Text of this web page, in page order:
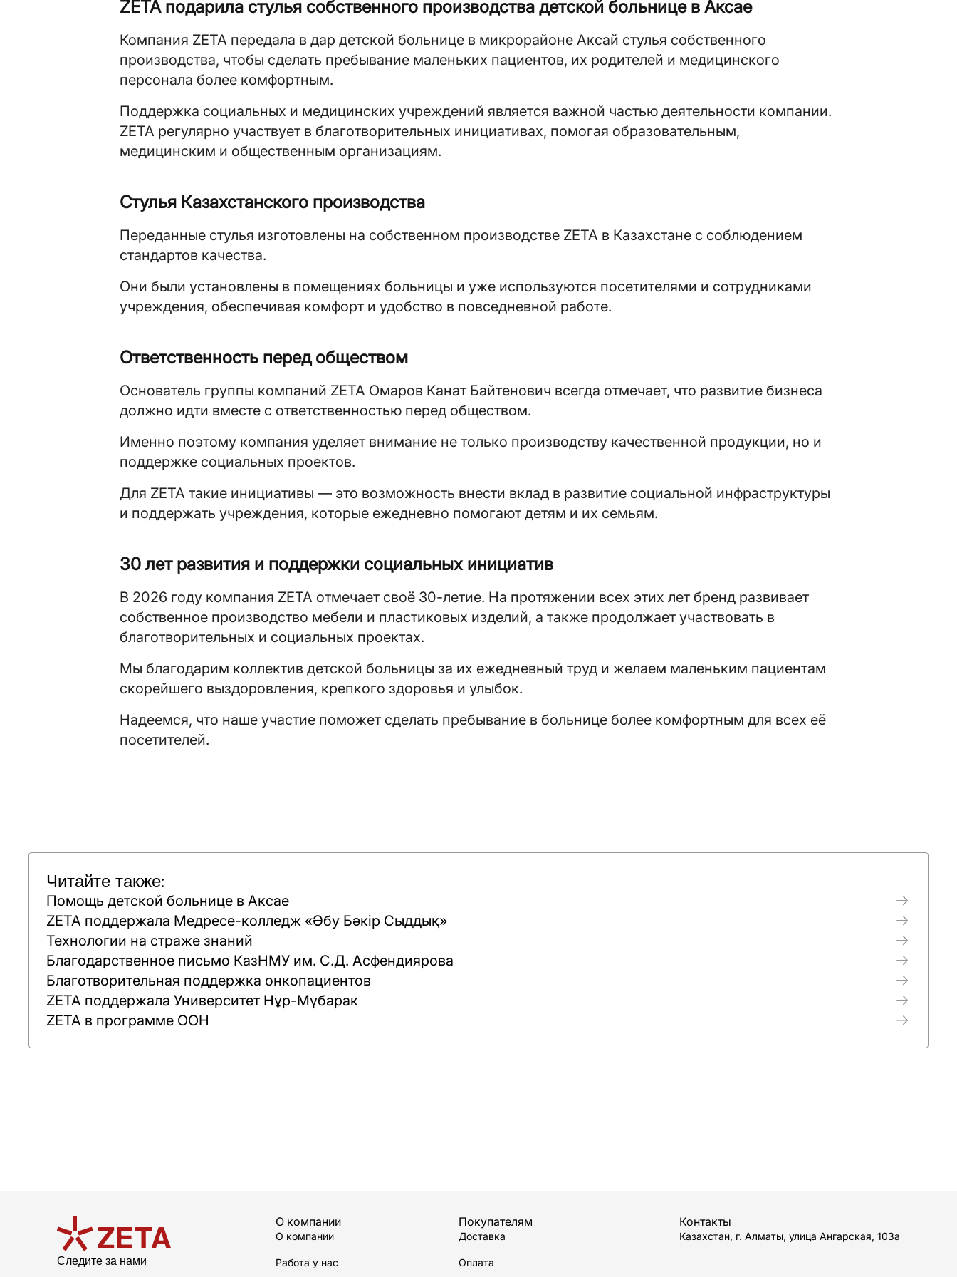
ZETA подарила стулья собственного производства детской больнице в Аксае
Компания ZETA передала в дар детской больнице в микрорайоне Аксай стулья собственного
производства, чтобы сделать пребывание маленьких пациентов, их родителей и медицинского
персонала более комфортным.
Поддержка социальных и медицинских учреждений является важной частью деятельности компании.
ZETA регулярно участвует в благотворительных инициативах, помогая образовательным,
медицинским и общественным организациям.
Стулья Казахстанского производства
Переданные стулья изготовлены на собственном производстве ZETA в Казахстане с соблюдением
стандартов качества.
Они были установлены в помещениях больницы и уже используются посетителями и сотрудниками
учреждения, обеспечивая комфорт и удобство в повседневной работе.
Ответственность перед обществом
Основатель группы компаний ZETA Омаров Канат Байтенович всегда отмечает, что развитие бизнеса
должно идти вместе с ответственностью перед обществом.
Именно поэтому компания уделяет внимание не только производству качественной продукции, но и
поддержке социальных проектов.
Для ZETA такие инициативы — это возможность внести вклад в развитие социальной инфраструктуры
и поддержать учреждения, которые ежедневно помогают детям и их семьям.
30 лет развития и поддержки социальных инициатив
В 2026 году компания ZETA отмечает своё 30-летие. На протяжении всех этих лет бренд развивает
собственное производство мебели и пластиковых изделий, а также продолжает участвовать в
благотворительных и социальных проектах.
Мы благодарим коллектив детской больницы за их ежедневный труд и желаем маленьким пациентам
скорейшего выздоровления, крепкого здоровья и улыбок.
Надеемся, что наше участие поможет сделать пребывание в больнице более комфортным для всех её
посетителей.
Читайте также:
Помощь детской больнице в Аксае
ZETA поддержала Медресе-колледж «Әбу Бәкір Сыддық»
Технологии на страже знаний
Благодарственное письмо КазНМУ им. С.Д. Асфендиярова
Благотворительная поддержка онкопациентов
ZETA поддержала Университет Нұр-Мүбарак
ZETA в программе ООН
Следите за нами
О компании
О компании
Работа у нас
Покупателям
Доставка
Оплата
Контакты
Казахстан, г. Алматы, улица Ангарская, 103а